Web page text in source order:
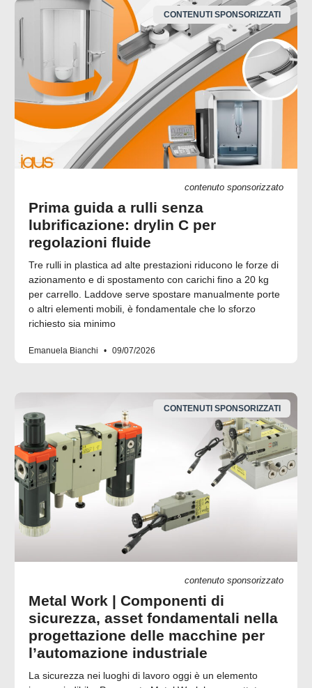
CONTENUTI SPONSORIZZATI
contenuto sponsorizzato
Prima guida a rulli senza
lubrificazione: drylin C per
regolazioni fluide
Tre rulli in plastica ad alte prestazioni riducono le forze di
azionamento e di spostamento con carichi fino a 20 kg
per carrello. Laddove serve spostare manualmente porte
o altri elementi mobili, è fondamentale che lo sforzo
richiesto sia minimo
Emanuela Bianchi 09/07/2026
CONTENUTI SPONSORIZZATI
contenuto sponsorizzato
Metal Work | Componenti di
sicurezza, asset fondamentali nella
progettazione delle macchine per
l’automazione industriale
La sicurezza nei luoghi di lavoro oggi è un elemento